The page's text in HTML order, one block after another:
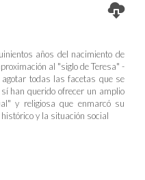
años del nacimiento de
al "siglo de Teresa" -
todas las facetas que se
han querido ofrecer un amplio
y religiosa que enmarcó su
y la situación social